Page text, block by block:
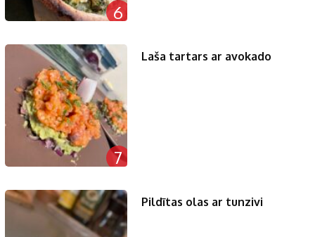
6
7
Laša tartars ar avokado
Pildītas olas ar tunzivi